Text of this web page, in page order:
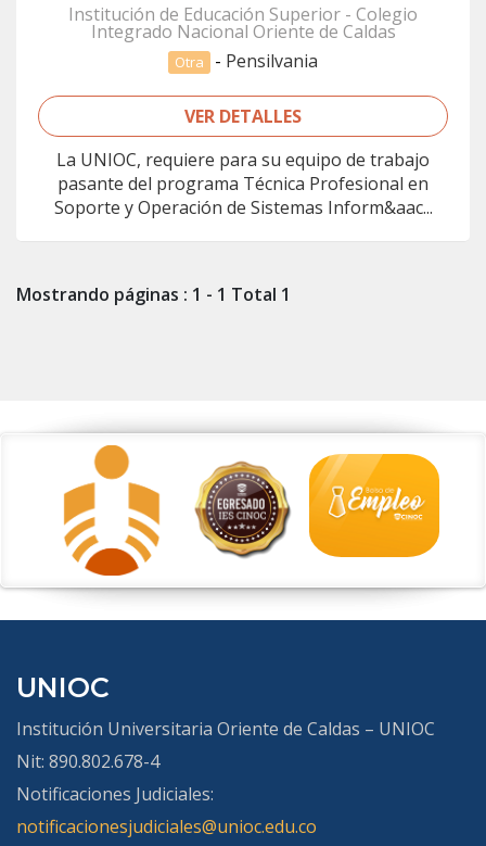
Institución de Educación Superior - Colegio
Integrado Nacional Oriente de Caldas
Otra - Pensilvania
VER DETALLES
La UNIOC, requiere para su equipo de trabajo
pasante del programa Técnica Profesional en
Soporte y Operación de Sistemas Inform&aac...
Mostrando páginas : 1 - 1 Total 1
UNIOC
Institución Universitaria Oriente de Caldas – UNIOC
Nit: 890.802.678-4
Notificaciones Judiciales:
notificacionesjudiciales@unioc.edu.co